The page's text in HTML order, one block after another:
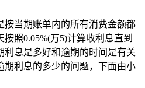
按当期账单内的所有消费金额都
照0.05%(万5)计算收利息直到
利息是多好和逾期的时间是有关
期利息的多少的问题，下面由小